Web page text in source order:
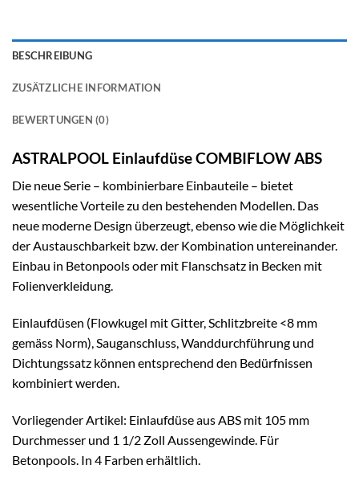
BESCHREIBUNG
ZUSÄTZLICHE INFORMATION
BEWERTUNGEN (0)
ASTRALPOOL Einlaufdüse COMBIFLOW ABS
Die neue Serie – kombinierbare Einbauteile – bietet
wesentliche Vorteile zu den bestehenden Modellen. Das
neue moderne Design überzeugt, ebenso wie die Möglichkeit
der Austauschbarkeit bzw. der Kombination untereinander.
Einbau in Betonpools oder mit Flanschsatz in Becken mit
Folienverkleidung.
Einlaufdüsen (Flowkugel mit Gitter, Schlitzbreite <8 mm
gemäss Norm), Sauganschluss, Wanddurchführung und
Dichtungssatz können entsprechend den Bedürfnissen
kombiniert werden.
Vorliegender Artikel: Einlaufdüse aus ABS mit 105 mm
Durchmesser und 1 1/2 Zoll Aussengewinde. Für
Betonpools. In 4 Farben erhältlich.